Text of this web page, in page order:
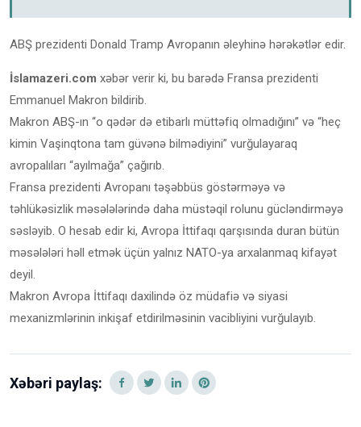
ABŞ prezidenti Donald Tramp Avropanın əleyhinə hərəkətlər edir.
İslamazeri.com xəbər verir ki, bu barədə Fransa prezidenti
Emmanuel Makron bildirib.
Makron ABŞ-ın “o qədər də etibarlı müttəfiq olmadığını” və “heç
kimin Vaşinqtona tam güvənə bilmədiyini” vurğulayaraq
avropalıları “ayılmağa” çağırıb.
Fransa prezidenti Avropanı təşəbbüs göstərməyə və
təhlükəsizlik məsələlərində daha müstəqil rolunu gücləndirməyə
səsləyib. O hesab edir ki, Avropa İttifaqı qarşısında duran bütün
məsələləri həll etmək üçün yalnız NATO-ya arxalanmaq kifayət
deyil.
Makron Avropa İttifaqı daxilində öz müdafiə və siyasi
mexanizmlərinin inkişaf etdirilməsinin vacibliyini vurğulayıb.
Xəbəri paylaş: